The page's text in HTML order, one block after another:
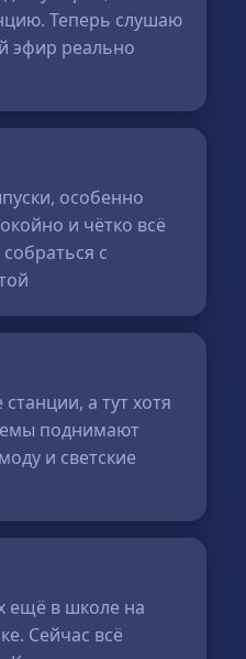
Теперь слушаю
эфир реально
особенно
и чётко всё
с
а тут хотя
поднимают
и светские
ещё в школе на
Сейчас всё